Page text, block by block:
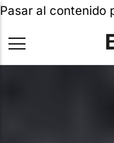
Pasar al contenido